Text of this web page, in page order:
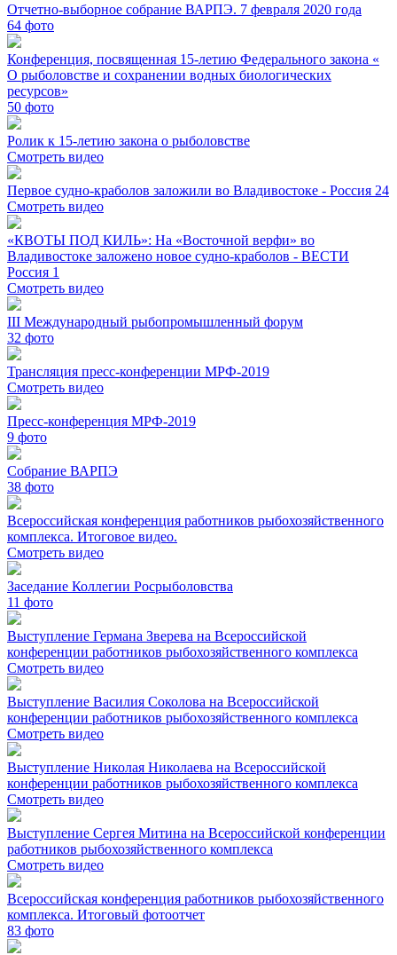
Отчетно-выборное собрание ВАРПЭ. 7 февраля 2020 года
64 фото
Конференция, посвященная 15-летию Федерального закона «
О рыболовстве и сохранении водных биологических
ресурсов»
50 фото
Ролик к 15-летию закона о рыболовстве
Смотреть видео
Первое судно-краболов заложили во Владивостоке - Россия 24
Смотреть видео
«КВОТЫ ПОД КИЛЬ»: На «Восточной верфи» во
Владивостоке заложено новое судно-краболов - ВЕСТИ
Россия 1
Смотреть видео
III Международный рыбопромышленный форум
32 фото
Трансляция пресс-конференции МРФ-2019
Смотреть видео
Пресс-конференция МРФ-2019
9 фото
Собрание ВАРПЭ
38 фото
Всероссийская конференция работников рыбохозяйственного
комплекса. Итоговое видео.
Смотреть видео
Заседание Коллегии Росрыболовства
11 фото
Выступление Германа Зверева на Всероссийской
конференции работников рыбохозяйственного комплекса
Смотреть видео
Выступление Василия Соколова на Всероссийской
конференции работников рыбохозяйственного комплекса
Смотреть видео
Выступление Николая Николаева на Всероссийской
конференции работников рыбохозяйственного комплекса
Смотреть видео
Выступление Сергея Митина на Всероссийской конференции
работников рыбохозяйственного комплекса
Смотреть видео
Всероссийская конференция работников рыбохозяйственного
комплекса. Итоговый фотоотчет
83 фото